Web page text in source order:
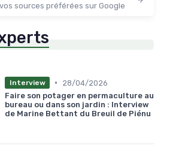
sources préférées sur Google
Interview •
28/04/2026
Faire son potager en permaculture au
bureau ou dans son jardin : Interview
de Marine Bettant du Breuil de Piénu